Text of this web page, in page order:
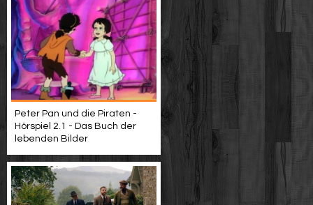
Peter Pan und die Piraten -
Hörspiel 2.1 - Das Buch der
lebenden Bilder